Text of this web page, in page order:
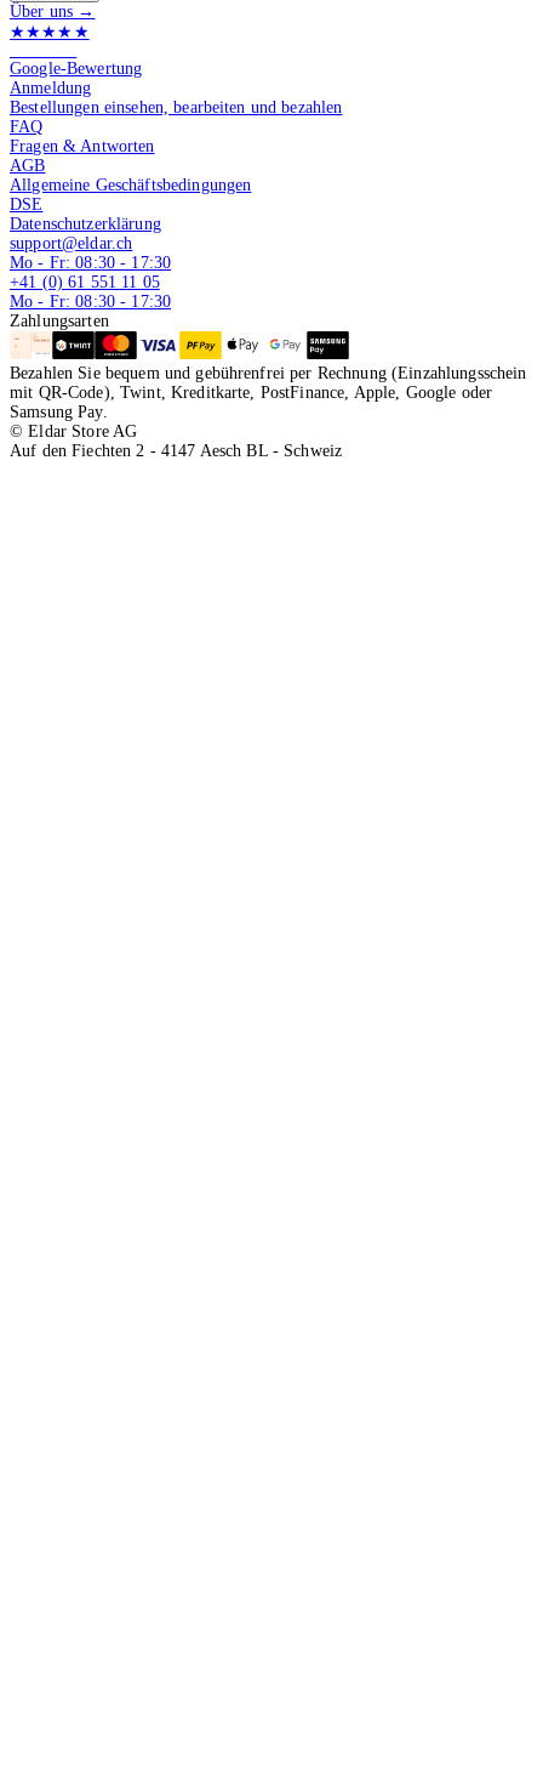
Über uns →
★★★★★
Google-Bewertung
Anmeldung
Bestellungen einsehen, bearbeiten und bezahlen
FAQ
Fragen & Antworten
AGB
Allgemeine Geschäftsbedingungen
DSE
Datenschutzerklärung
support@eldar.ch
Mo - Fr: 08:30 - 17:30
+41 (0) 61 551 11 05
Mo - Fr: 08:30 - 17:30
Zahlungsarten
Bezahlen Sie bequem und gebührenfrei per Rechnung (Einzahlungsschein
mit QR-Code), Twint, Kreditkarte, PostFinance, Apple, Google oder
Samsung Pay.
© Eldar Store AG
Auf den Fiechten 2 - 4147 Aesch BL - Schweiz